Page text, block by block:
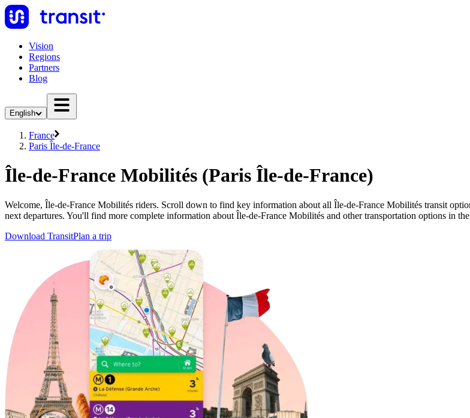
Vision
Regions
Partners
Blog
English
France
Paris Île-de-France
Île-de-France Mobilités (Paris Île-de-France)
Welcome, Île-de-France Mobilités riders. Scroll down to find key information about all Île-de-France Mobilités transit
next departures. You'll find more complete information about Île-de-France Mobilités and other transportation options in
Download TransitPlan a trip